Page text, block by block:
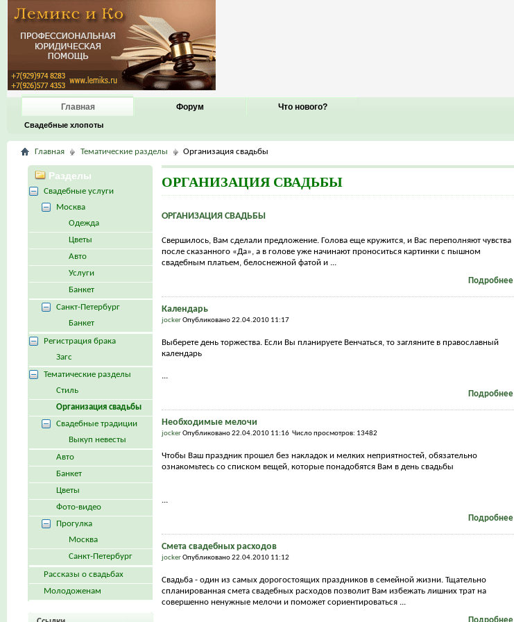
Главная
Свадебные хлопоты
Форум Что нового?
Главная Тематические разделы Организация свадьбы
ОРГАНИЗАЦИЯ СВАДЬБЫ
ОРГАНИЗАЦИЯ СВАДЬБЫ
Свершилось, Вам сделали предложение. Голова еще кружится, и Вас переполняют чувства
после сказанного «Да», а в голове уже начинают проноситься картинки с пышном
свадебным платьем, белоснежной фатой и ...
Подробнее
Календарь
jockerОпубликовано 22.04.2010 11:17
Выберете день торжества. Если Вы планируете Венчаться, то загляните в православный
календарь
...
Подробнее
Необходимые мелочи
jockerОпубликовано 22.04.2010 11:16 Число просмотров: 13482
Чтобы Ваш праздник прошел без накладок и мелких неприятностей, обязательно
ознакомьтесь со списком вещей, которые понадобятся Вам в день свадьбы
...
Подробнее
Смета свадебных расходов
jockerОпубликовано 22.04.2010 11:12
Свадьба - один из самых дорогостоящих праздников в семейной жизни. Тщательно
спланированная смета свадебных расходов позволит Вам избежать лишних трат на
совершенно ненужные мелочи и поможет сориентироваться ...
Подробнее
Разделы
Свадебные услуги
Москва
Одежда
Цветы
Авто
Услуги
Банкет
Санкт-Петербург
Банкет
Регистрация брака
Загс
Тематические разделы
Стиль
Организация свадьбы
Свадебные традиции
Выкуп невесты
Авто
Банкет
Цветы
Фото-видео
Прогулка
Москва
Санкт-Петербург
Рассказы о свадьбах
Молодоженам